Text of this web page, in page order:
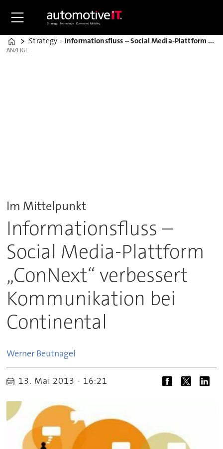
Home
Strategy Informationsfluss – Social Media-Plattform „ConNext“ verbessert Kommunikation bei Continental
ANZEIGE
ANZEIGE
Im Mittelpunkt
Informationsfluss –
Social Media-Plattform
„ConNext“ verbessert
Kommunikation bei
Continental
Werner Beutnagel
13. Mai 2013 - 16:21